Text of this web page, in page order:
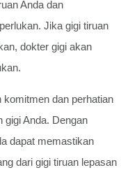
Anda dan
Jika gigi tiruan
dokter gigi akan
dan perhatian
gigi Anda. Dengan
dapat memastikan
dari gigi tiruan lepasan